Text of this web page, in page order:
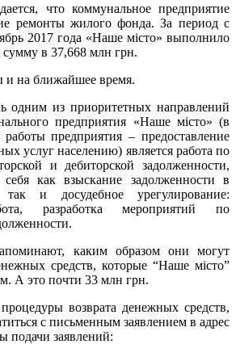
что коммунальное предприятие
ремонты жилого фонда. За период с
2017 года «Наше місто» выполнило
в 37,668 млн грн.
на ближайшее время.
одним из приоритетных направлений
предприятия «Наше місто» (в
предприятия – предоставление
услуг населению) является работа по
и дебиторской задолженности,
как взыскание задолженности в
и досудебное урегулирование:
разработка мероприятий по
каким образом они могут
средств, которые “Наше місто”
А это почти 33 млн грн.
возврата денежных средств,
с письменным заявлением в адрес
подачи заявлений: